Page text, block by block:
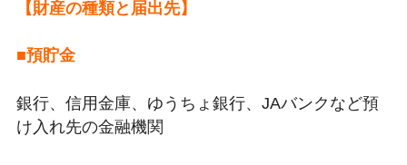
【財産の種類と届出先】
■預貯金
銀行、信用金庫、ゆうちょ銀行、JAバンクなど預
け入れ先の金融機関